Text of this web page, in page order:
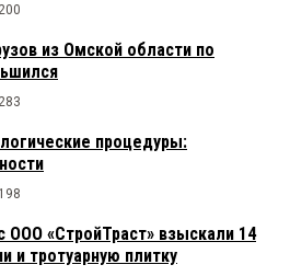
200
из Омской области по
283
процедуры:
198
ООО «СтройТраст» взыскали 14
и тротуарную плитку